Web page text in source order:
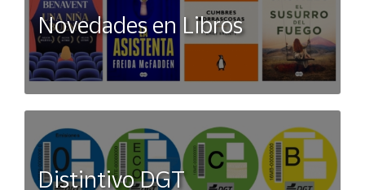
Novedades en Libros
Distintivo DGT